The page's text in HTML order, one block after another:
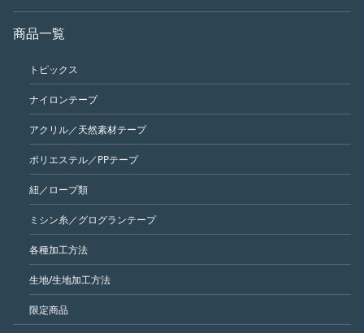
商品一覧
トピックス
ナイロンテープ
アクリル／天然素材テープ
ポリエステル／PPテープ
紐／ロープ類
ミシン糸／グログランテープ
各種加工方法
生地/生地加工方法
限定商品